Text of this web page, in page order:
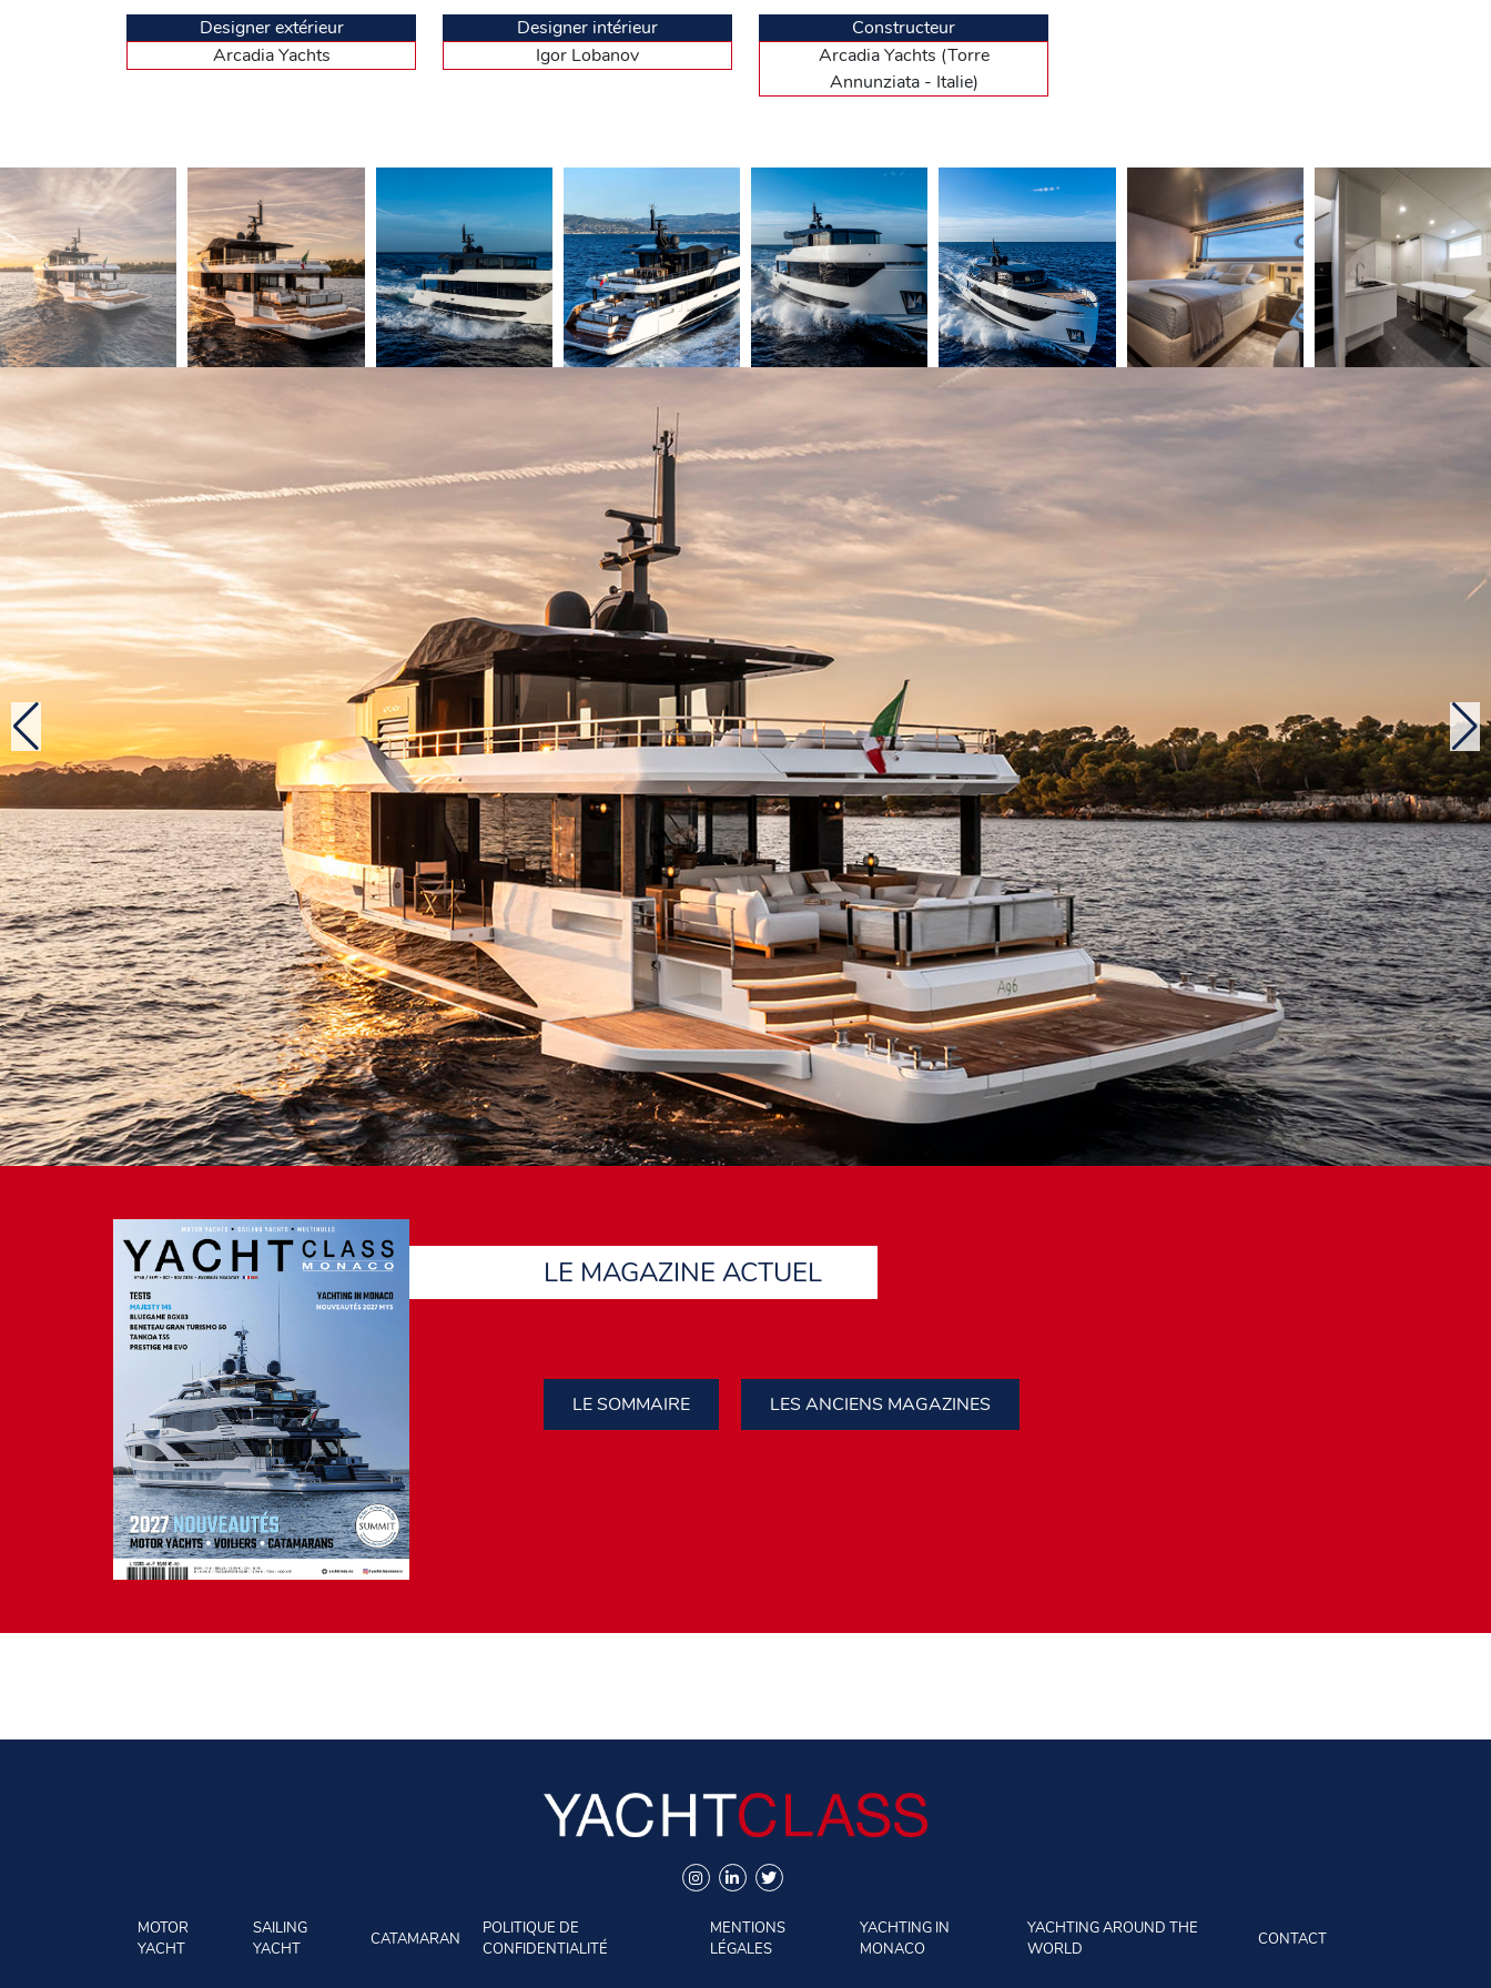
1350, comme sur l’unité visitée).
Un pont supérieur tout en convivialité
Remontons de deux niveaux pour atteindre le pont supérieur, domaine de la convivialité en plein air. Si l’avant s’agrémente d’un salon simple avec table basse et fauteuils, on y
trouve aussi une grue de mise à l’eau pour le tender et les apparaux de mouillage. L’arrière comprend une zone farniente avec des transats à disposition et reçoit une table pour des
l’environnement et on peut y ajouter les parois à double vitrage (le gaz enfermé assure une protection thermique), l’utilisation de matières naturelles et le dessin de carène
diminuant la consommation de carburant.
Adepte de la croisière douce
Comme la timonerie se situe sur la partie avant de la superstructure du pont supérieur, il est temps d’aborder la question de la performance. Là aussi, pour adopter une démarche
environnementale, Arcadia met en avant le « slow yachting », une façon de vivre la mer à un rythme tranquille pour savourer le paysage, améliorer le confort des passagers (aidé
aussi par les stabilisateurs) et consommer avec modération. Avec ses quatre diesels Volvo Penta IPS1350, développant chacun 1 000 ch, l’A96 s’approche des 24 nœuds en
pointe, mais à faible allure (10 nœuds), il est en mesure de parcourir plus de 2 000 milles et de sillonner bien des mers, à commencer par la Méditerranée. L’Arcadie n’est-elle pas
une région au centre du Péloponnèse, en Grèce ?
Designer extérieur
Arcadia Yachts
Designer intérieur
Igor Lobanov
Constructeur
Arcadia Yachts (Torre
Annunziata - Italie)
LE MAGAZINE ACTUEL
LE SOMMAIRE LES ANCIENS MAGAZINES
MOTOR
YACHT
SAILING
YACHT
CATAMARAN
POLITIQUE DE
CONFIDENTIALITÉ
MENTIONS
LÉGALES
YACHTING IN
MONACO
YACHTING AROUND THE
WORLD
CONTACT